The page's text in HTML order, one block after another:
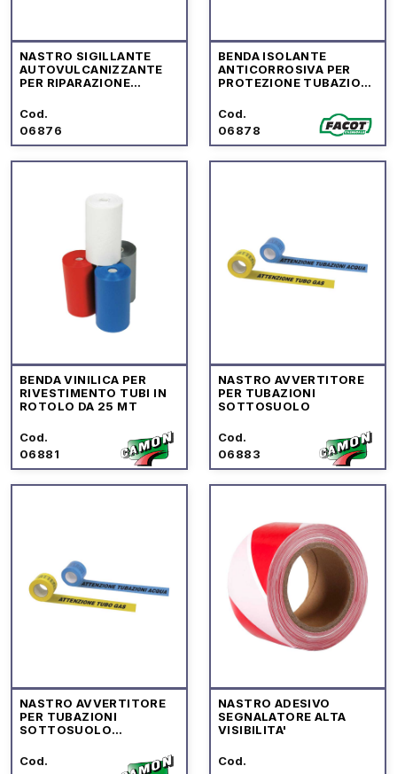
NASTRO SIGILLANTE
AUTOVULCANIZZANTE
PER RIPARAZIONE
Cod.
06876
BENDA ISOLANTE
ANTICORROSIVA PER
PROTEZIONE TUBAZIONI
Cod.
06878
BENDA VINILICA PER
RIVESTIMENTO TUBI IN
ROTOLO DA 25 MT
Cod.
06881
NASTRO AVVERTITORE
PER TUBAZIONI
SOTTOSUOLO
Cod.
06883
NASTRO AVVERTITORE
PER TUBAZIONI
SOTTOSUOLO
Cod.
NASTRO ADESIVO
SEGNALATORE ALTA
VISIBILITA'
Cod.